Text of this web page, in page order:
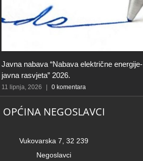
Javna nabava “Nabava električne energije-
javna rasvjeta” 2026.
11 lipnja, 2026 0 komentara
OPĆINA NEGOSLAVCI
Vukovarska 7, 32 239
Negoslavci